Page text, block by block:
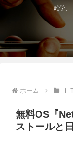
雑学、
ホーム Ｉ
無料OS『
ストールと